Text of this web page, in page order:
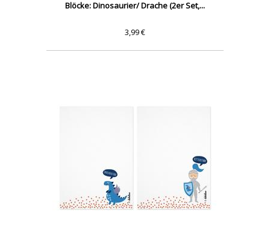
Blöcke: Dinosaurier/ Drache (2er Set,...
3,99 €